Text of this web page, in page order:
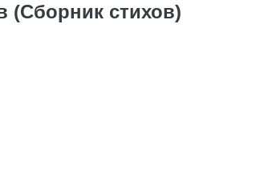
(Сборник стихов)